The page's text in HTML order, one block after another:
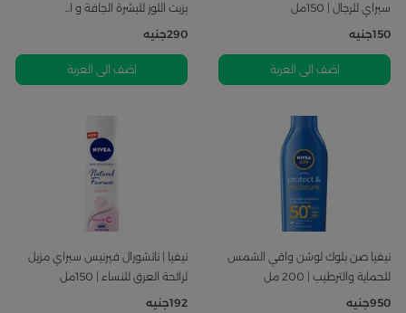
سبراي للرجال | 150مل
150جنيه
اضف الى العربة
بزيت اللوز للبشرة الجافة و ا...
290جنيه
اضف الى العربة
نيفيا صن بلوك لوشن واقي الشمس
للحماية والترطيب | 200 مل
950جنيه
نيفيا | ناتشورال فيرنيس سبراي مزيل
لرائحة العرق للنساء | 150مل
192جنيه